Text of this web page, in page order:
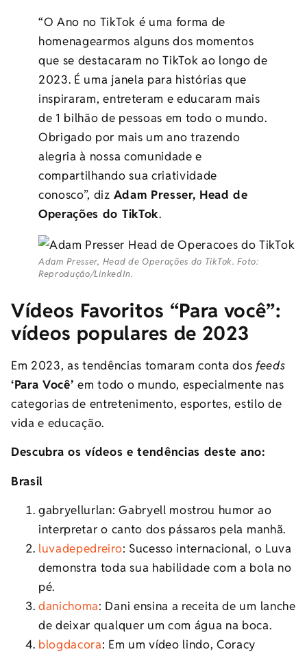
“O Ano no TikTok é uma forma de
homenagearmos alguns dos momentos
que se destacaram no TikTok ao longo de
2023. É uma janela para histórias que
inspiraram, entreteram e educaram mais
de 1 bilhão de pessoas em todo o mundo.
Obrigado por mais um ano trazendo
alegria à nossa comunidade e
compartilhando sua criatividade
conosco”, diz Adam Presser, Head de
Operações do TikTok.
Adam Presser, Head de Operações do TikTok. Foto:
Reprodução/LinkedIn.
Vídeos Favoritos “Para você”:
vídeos populares de 2023
Em 2023, as tendências tomaram conta dos feeds
‘Para Você’em todo o mundo, especialmente nas
categorias de entretenimento, esportes, estilo de
vida e educação.
Descubra os vídeos e tendências deste ano:
Brasil
gabryellurlan: Gabryell mostrou humor ao
interpretar o canto dos pássaros pela manhã.
luvadepedreiro: Sucesso internacional, o Luva
demonstra toda sua habilidade com a bola no
pé.
danichoma: Dani ensina a receita de um lanche
de deixar qualquer um com água na boca.
blogdacora: Em um vídeo lindo, Coracy